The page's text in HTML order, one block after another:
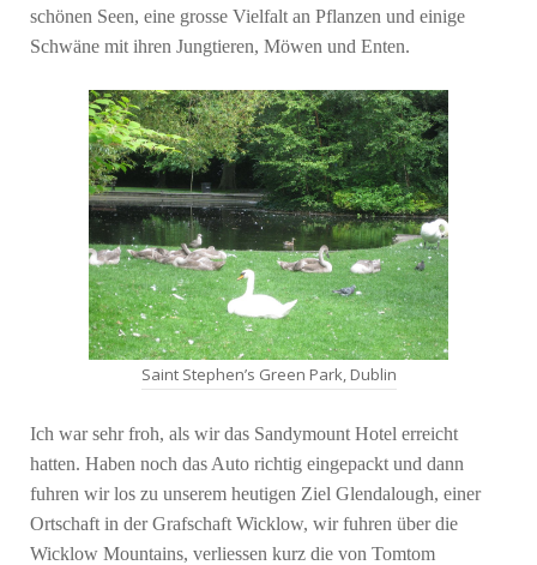
schönen Seen, eine grosse Vielfalt an Pflanzen und einige
Schwäne mit ihren Jungtieren, Möwen und Enten.
Saint Stephen’s Green Park, Dublin
Ich war sehr froh, als wir das Sandymount Hotel erreicht
hatten. Haben noch das Auto richtig eingepackt und dann
fuhren wir los zu unserem heutigen Ziel Glendalough, einer
Ortschaft in der Grafschaft Wicklow, wir fuhren über die
Wicklow Mountains, verliessen kurz die von Tomtom